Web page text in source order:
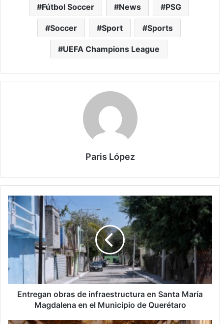
Fútbol Soccer News PSG
Soccer Sport Sports
UEFA Champions League
Paris López
Entregan
obras
de
infraestructura
María
Magdalena
en
Municipio
Entregan obras de infraestructura en Santa María
Magdalena en el Municipio de Querétaro